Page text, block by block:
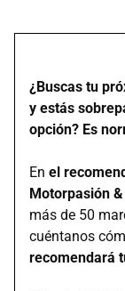
¿Buscas tu
y estás
opción? Es
En el
Motorpasión
más de 50
cuéntanos
recomendará